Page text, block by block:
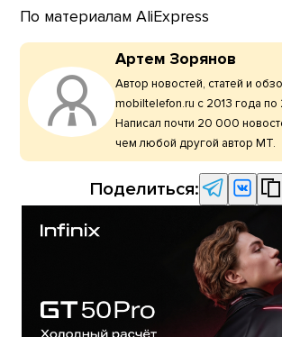
По материалам AliExpress
Артем Зорянов
Автор новостей, статей и
mobiltelefon.ru с 2013 года по
Написал почти 20 000
чем любой другой автор МТ.
Поделиться: